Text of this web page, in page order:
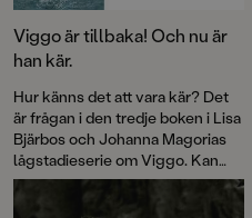
Viggo är tillbaka! Och nu är
han kär.
Hur känns det att vara kär? Det
är frågan i den tredje boken i Lisa
Bjärbos och Johanna Magorias
lågstadieserie om Viggo. Kan
det kännas som att man nästan
vill bita i någon, som Viggo vill